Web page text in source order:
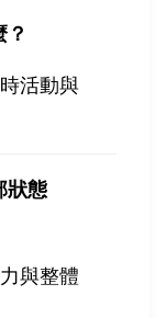
活動與
狀態
與整體